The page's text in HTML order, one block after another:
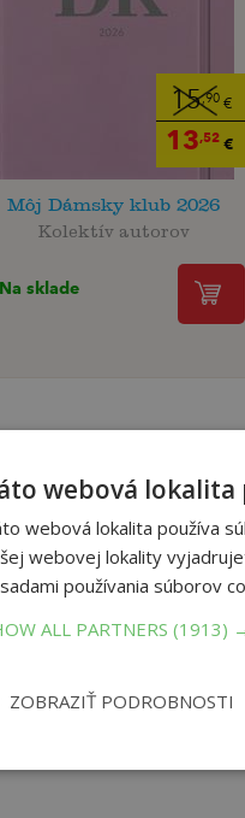
15,90 €
13,52 €
Môj Dámsky klub 2026
Kolektív autorov
Na sklade
kalendár Krásnej panej
diania na oblohe v roku
že farby a vône môžu ovplyvniť
Väzba:
webová lokalita
webová lokalita používa
webovej lokality
používania súborov
ALL PARTNERS (1913)
ZOBRAZIŤ PODROBNOSTI